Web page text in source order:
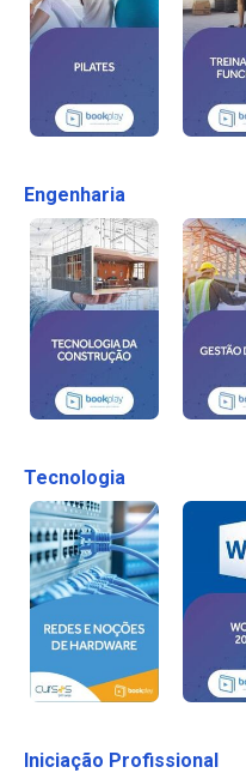
Engenharia
Tecnologia
Iniciação Profissional